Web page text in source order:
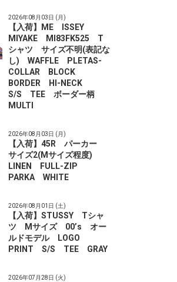
2026年08月03日 (月)
【入荷】ME ISSEY
MIYAKE MI83FK525 T
シャツ サイズ不明(表記な
し) WAFFLE PLETAS-
COLLAR BLOCK
BORDER HI-NECK
S/S TEE ボーダー柄
MULTI
2026年08月03日 (月)
【入荷】45R パーカー
サイズ2(Mサイズ程度)
LINEN FULL-ZIP
PARKA WHITE
2026年08月01日 (土)
【入荷】STUSSY Tシャ
ツ Mサイズ 00’s オー
ルドモデル LOGO
PRINT S/S TEE GRAY
2026年07月28日 (火)